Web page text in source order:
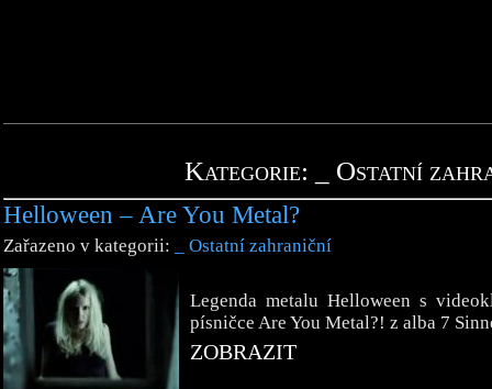
Kategorie: _ Ostatní
Helloween – Are You Metal?
Zařazeno v kategorii: _ Ostatní zahraniční
Legenda metalu Helloween s
písničce Are You Metal?! z alba 7
ZOBRAZIT